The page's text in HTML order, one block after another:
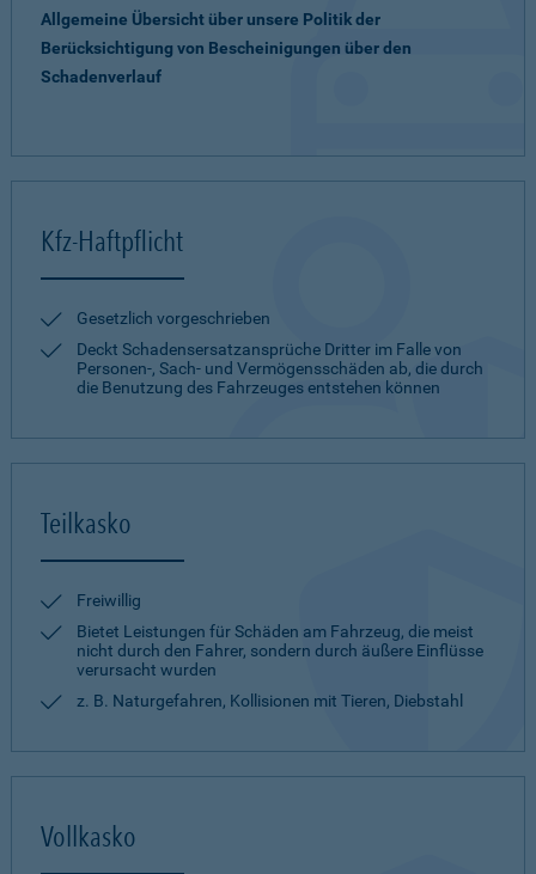
Allgemeine Übersicht über unsere Politik der
Berücksichtigung von Bescheinigungen über den
Schadenverlauf
Kfz-Haftpflicht
Gesetzlich vorgeschrieben
Deckt Schadensersatzansprüche Dritter im Falle von
Personen-, Sach- und Vermögensschäden ab, die durch
die Benutzung des Fahrzeuges entstehen können
Teilkasko
Freiwillig
Bietet Leistungen für Schäden am Fahrzeug, die meist
nicht durch den Fahrer, sondern durch äußere Einflüsse
verursacht wurden
z. B. Naturgefahren, Kollisionen mit Tieren, Diebstahl
Vollkasko